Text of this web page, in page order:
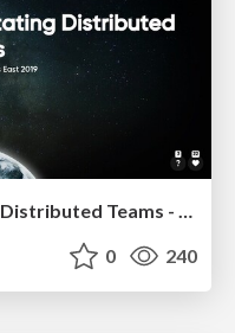
Agile Actions for Facilitating Distributed Teams - ADO2019
0 240